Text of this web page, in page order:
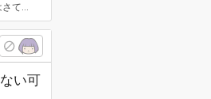
にするだけですよ。
い可